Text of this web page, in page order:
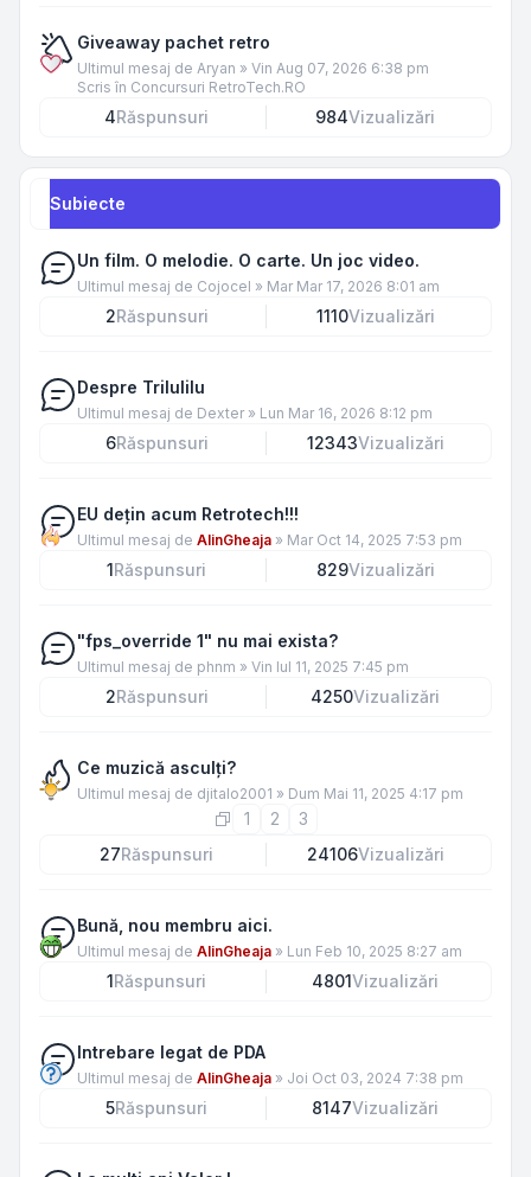
Giveaway pachet retro
Ultimul mesaj de Aryan » Vin Aug 07, 2026 6:38 pm
Scris în Concursuri RetroTech.RO
4Răspunsuri 984Vizualizări
Subiecte
Un film. O melodie. O carte. Un joc video.
Ultimul mesaj de Cojocel » Mar Mar 17, 2026 8:01 am
2Răspunsuri 1110Vizualizări
Despre Trilulilu
Ultimul mesaj de Dexter » Lun Mar 16, 2026 8:12 pm
6Răspunsuri 12343Vizualizări
EU dețin acum Retrotech!!!
Ultimul mesaj de AlinGheaja » Mar Oct 14, 2025 7:53 pm
1Răspunsuri 829Vizualizări
"fps_override 1" nu mai exista?
Ultimul mesaj de phnm » Vin Iul 11, 2025 7:45 pm
2Răspunsuri 4250Vizualizări
Ce muzică asculţi?
Ultimul mesaj de djitalo2001 » Dum Mai 11, 2025 4:17 pm
1 2
3
27Răspunsuri 24106Vizualizări
Bună, nou membru aici.
Ultimul mesaj de AlinGheaja » Lun Feb 10, 2025 8:27 am
1Răspunsuri 4801Vizualizări
Intrebare legat de PDA
Ultimul mesaj de AlinGheaja » Joi Oct 03, 2024 7:38 pm
5Răspunsuri 8147Vizualizări